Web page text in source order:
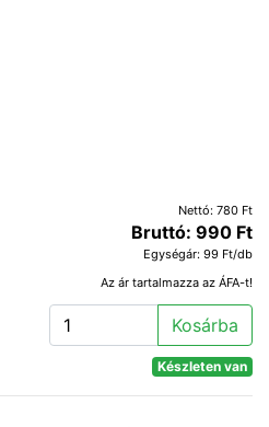
Nettó: 780 Ft
Bruttó: 990 Ft
Egységár: 99 Ft/db
Az ár tartalmazza az ÁFA-t!
Kosárba
Készleten van